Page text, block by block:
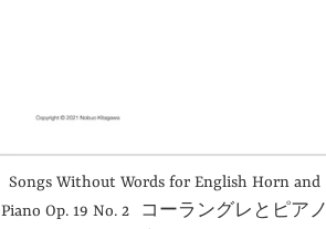
Songs Without Words for English Horn and
Piano Op. 19 No. 2 コーラングレとピアノ